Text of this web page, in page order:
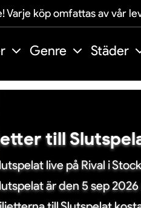
Varje köp omfattas av vår
Genre Städer
till
live på Rival i
är den 5 sep 2026